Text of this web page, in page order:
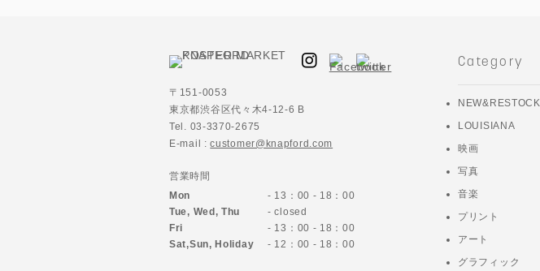
〒151-0053
東京都渋谷区代々木4-12-6 B
Tel. 03-3370-2675
E-mail :customer@knapford.com
営業時間
Mon
- 13：00 - 18：00
Tue, Wed, Thu
- closed
Fri
- 13：00 - 18：00
Sat,Sun,Holiday - 12：00 - 18：00
Category
NEW&RESTOCK
LOUISIANA
映画
写真
音楽
プリント
アート
グラフィック